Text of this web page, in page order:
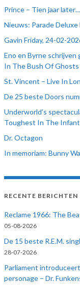
Prince – Tien jaar later…
Nieuws: Parade
Gavin Friday, 24-02-
Eno en Byrne schrijven
In The Bush Of Ghosts
St. Vincent – Live In
De 25 beste Doors
Underworld’s
Toughest In The
Dr. Octagon
In memoriam: Bunny
RECENTE BERICHTEN
Reclame 1966: The
05-08-2026
De 15 beste R.E.M.
28-07-2026
Parliament
personage – Dr.